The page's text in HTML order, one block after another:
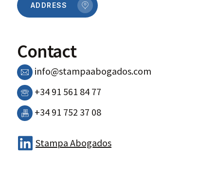
ADDRESS
Contact
info@stampaabogados.com
+34 91 561 84 77
+34 91 752 37 08
Stampa Abogados